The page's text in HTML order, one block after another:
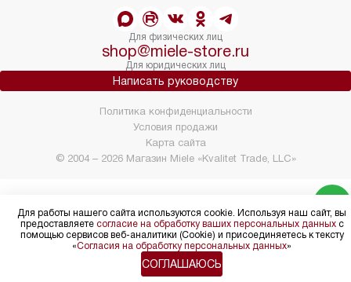
Для физических лиц
shop@miele-store.ru
Для юридических лиц
Написать руководству
© 2004 – 2026 Магазин Miele «Kvalitet Trade, LLC»
Политика конфиденциальности
Условия продажи
Карта сайта
Для работы нашего сайта используются cookie. Используя наш сайт, вы
предоставляете согласие на обработку ваших персональных данныхс
помощью сервисов веб-аналитики (Cookie) и присоединяетесь к тексту
«Согласия на обработку персональных данных»
СОГЛАШАЮСЬ